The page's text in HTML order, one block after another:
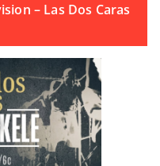
– Las Dos Caras